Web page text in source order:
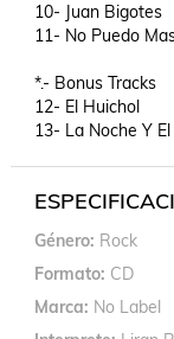
10- Juan Bigotes
11- No Puedo
*.- Bonus Tracks
12- El Huichol
13- La Noche Y
Género Rock
Formato CD
Marca No Label